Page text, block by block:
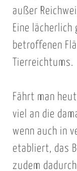
außer
Eine lächerlich
betroffenen
Tierreichtums.
Fährt man
viel an die
wenn auch in
etabliert, das
zudem